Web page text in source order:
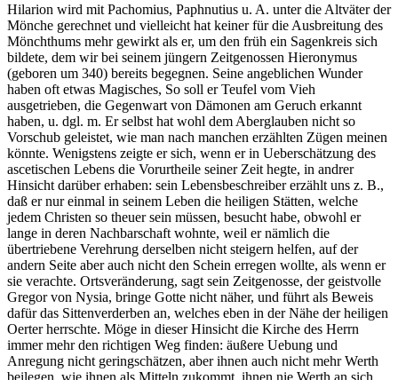
Hilarion wird mit Pachomius, Paphnutius u. A. unter die Altväter der
Mönche gerechnet und vielleicht hat keiner für die Ausbreitung des
Mönchthums mehr gewirkt als er, um den früh ein Sagenkreis sich
bildete, dem wir bei seinem jüngern Zeitgenossen Hieronymus
(geboren um 340) bereits begegnen. Seine angeblichen Wunder
haben oft etwas Magisches, So soll er Teufel vom Vieh
ausgetrieben, die Gegenwart von Dämonen am Geruch erkannt
haben, u. dgl. m. Er selbst hat wohl dem Aberglauben nicht so
Vorschub geleistet, wie man nach manchen erzählten Zügen meinen
könnte. Wenigstens zeigte er sich, wenn er in Ueberschätzung des
ascetischen Lebens die Vorurtheile seiner Zeit hegte, in andrer
Hinsicht darüber erhaben: sein Lebensbeschreiber erzählt uns z. B.,
daß er nur einmal in seinem Leben die heiligen Stätten, welche
jedem Christen so theuer sein müssen, besucht habe, obwohl er
lange in deren Nachbarschaft wohnte, weil er nämlich die
übertriebene Verehrung derselben nicht steigern helfen, auf der
andern Seite aber auch nicht den Schein erregen wollte, als wenn er
sie verachte. Ortsveränderung, sagt sein Zeitgenosse, der geistvolle
Gregor von Nysia, bringe Gotte nicht näher, und führt als Beweis
dafür das Sittenverderben an, welches eben in der Nähe der heiligen
Oerter herrschte. Möge in dieser Hinsicht die Kirche des Herrn
immer mehr den richtigen Weg finden: äußere Uebung und
Anregung nicht geringschätzen, aber ihnen auch nicht mehr Werth
beilegen, wie ihnen als Mitteln zukommt, ihnen nie Werth an sich,